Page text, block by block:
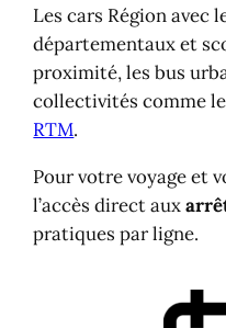
Les cars Région avec
départementaux et
proximité, les bus
collectivités comme
RTM.
Pour votre voyage et
l’accès direct aux
pratiques par ligne.